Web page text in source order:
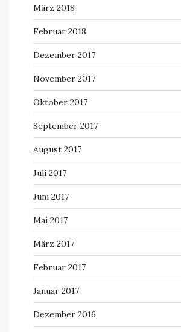
März 2018
Februar 2018
Dezember 2017
November 2017
Oktober 2017
September 2017
August 2017
Juli 2017
Juni 2017
Mai 2017
März 2017
Februar 2017
Januar 2017
Dezember 2016